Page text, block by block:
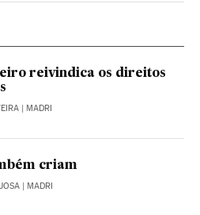
reivindica os direitos
| MADRI
criam
| MADRI